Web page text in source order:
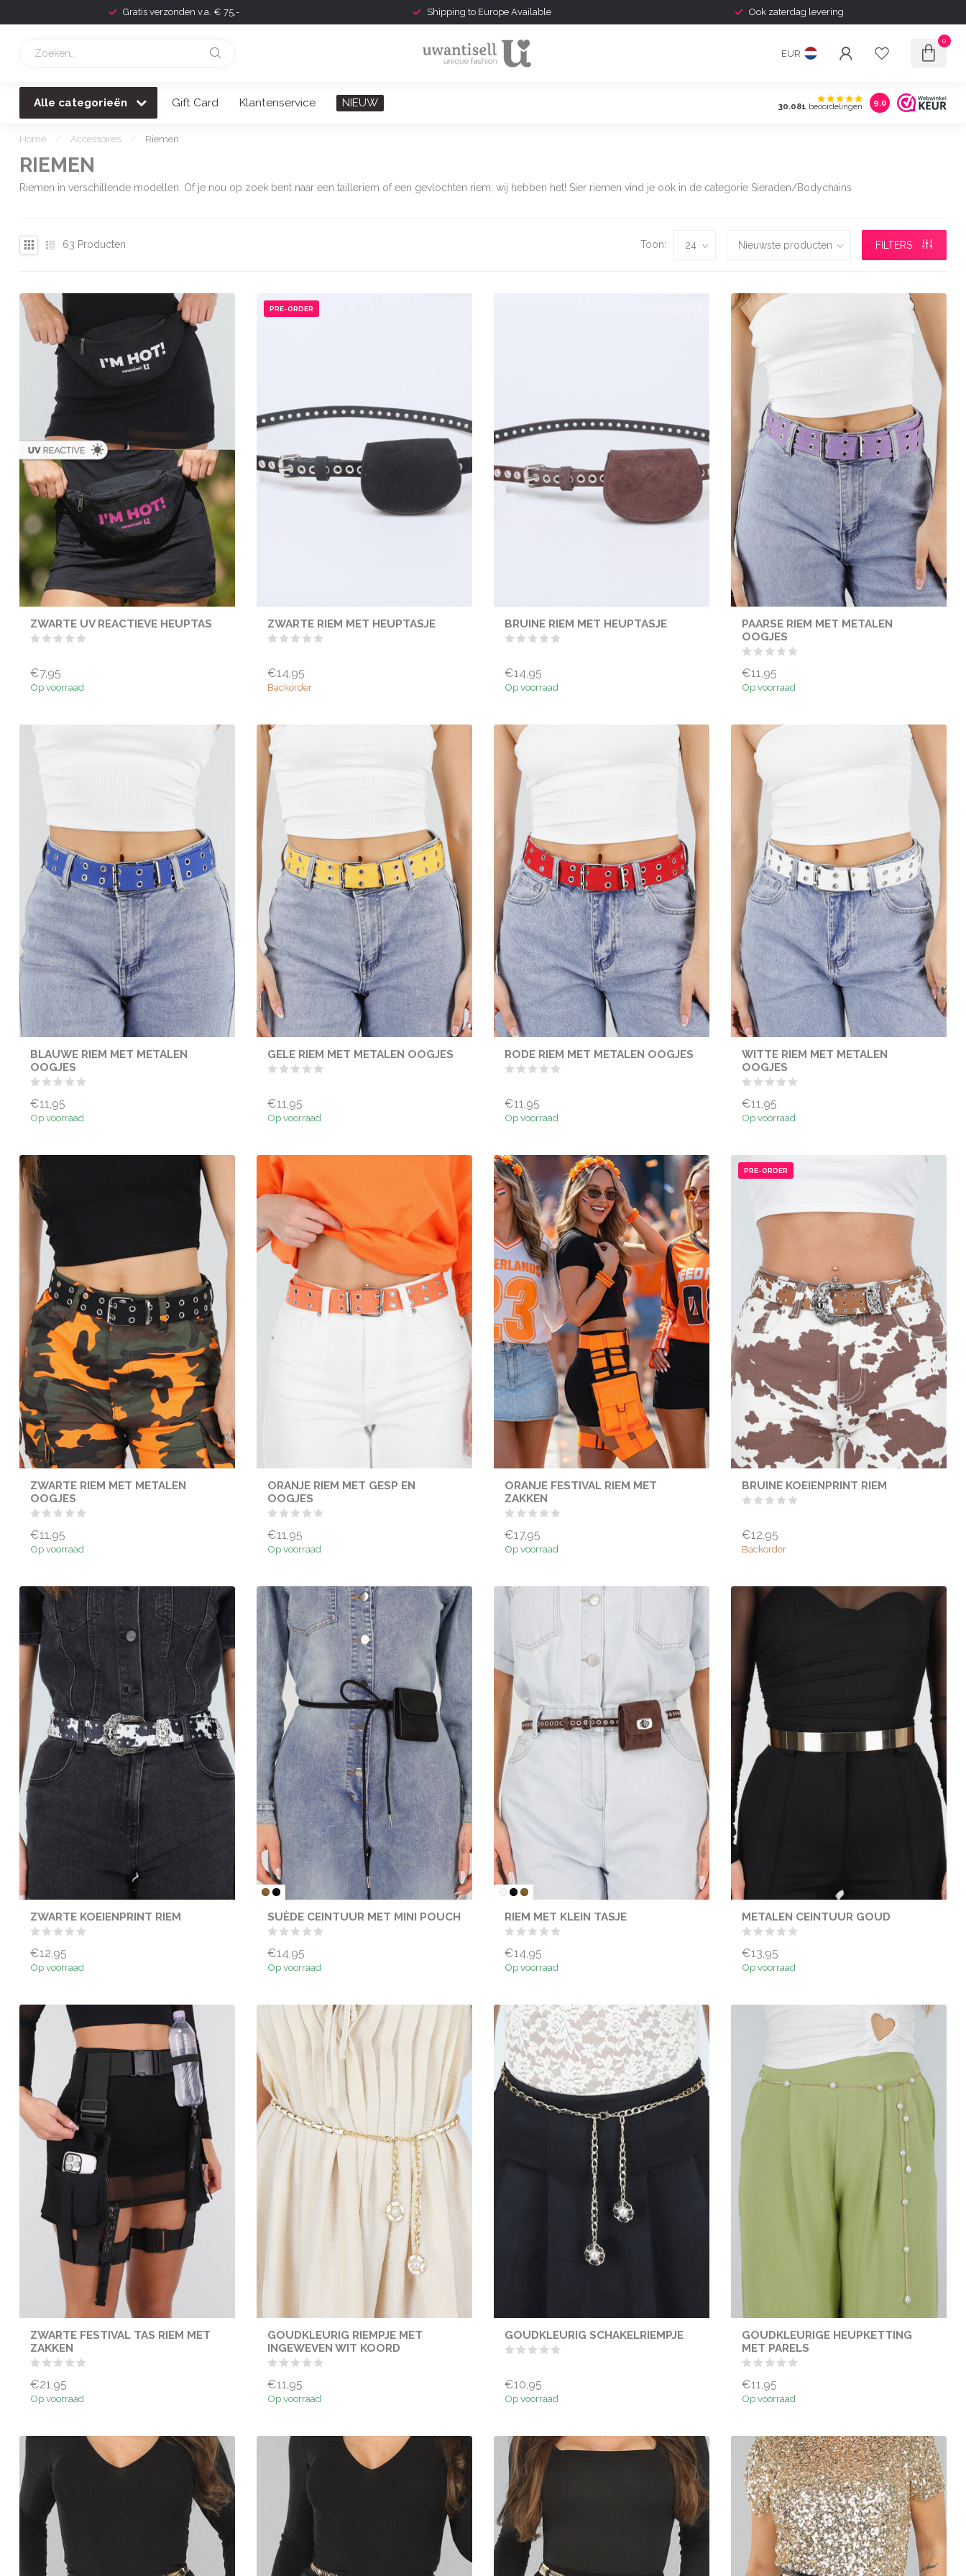
Voor 22:00 besteld, morgen geleverd! Gratis verzonden v.a. € 75,- Shipping to Europe Available
EUR
0
Alle categorieën Gift Card Klantenservice NIEUW 30.081 beoordelingen 9.0
Home / Accessoires / Riemen
RIEMEN
Riemen in verschillende modellen. Of je nou op zoek bent naar een tailleriem of een gevlochten riem, wij hebben het! Sier riemen vind je ook in de categorie Sieraden/Bodychains
63 Producten Toon: FILTERS
ZWARTE UV REACTIEVE HEUPTAS
€7,95
Op voorraad
PRE-ORDER
ZWARTE RIEM MET HEUPTASJE
€14,95
Backorder
BRUINE RIEM MET HEUPTASJE
€14,95
Op voorraad
PAARSE RIEM MET METALEN
OOGJES
€11,95
Op voorraad
BLAUWE RIEM MET METALEN
OOGJES
€11,95
Op voorraad
GELE RIEM MET METALEN OOGJES
€11,95
Op voorraad
RODE RIEM MET METALEN OOGJES
€11,95
Op voorraad
WITTE RIEM MET METALEN
OOGJES
€11,95
Op voorraad
ZWARTE RIEM MET METALEN
OOGJES
€11,95
Op voorraad
ORANJE RIEM MET GESP EN
OOGJES
€11,95
Op voorraad
ORANJE FESTIVAL RIEM MET
ZAKKEN
€17,95
Op voorraad
PRE-ORDER
BRUINE KOEIENPRINT RIEM
€12,95
Backorder
ZWARTE KOEIENPRINT RIEM
€12,95
Op voorraad
SUÈDE CEINTUUR MET MINI POUCH
€14,95
Op voorraad
RIEM MET KLEIN TASJE
€14,95
Op voorraad
METALEN CEINTUUR GOUD
€13,95
Op voorraad
ZWARTE FESTIVAL TAS RIEM MET
ZAKKEN
€21,95
Op voorraad
GOUDKLEURIG RIEMPJE MET
INGEWEVEN WIT KOORD
€11,95
Op voorraad
GOUDKLEURIG SCHAKELRIEMPJE
€10,95
Op voorraad
GOUDKLEURIGE HEUPKETTING
MET PARELS
€11,95
Op voorraad